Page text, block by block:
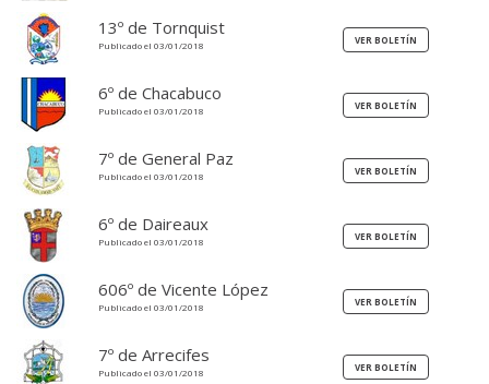
13º de Tornquist
Publicado el 03/01/2018
6º de Chacabuco
Publicado el 03/01/2018
7º de General Paz
Publicado el 03/01/2018
6º de Daireaux
Publicado el 03/01/2018
606º de Vicente López
Publicado el 03/01/2018
7º de Arrecifes
Publicado el 03/01/2018